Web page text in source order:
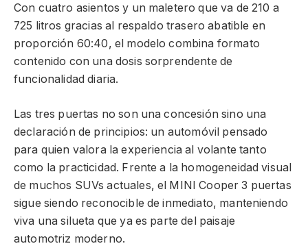
Con cuatro asientos y un maletero que va de 210 a
725 litros gracias al respaldo trasero abatible en
proporción 60:40, el modelo combina formato
contenido con una dosis sorprendente de
funcionalidad diaria.
Las tres puertas no son una concesión sino una
declaración de principios: un automóvil pensado
para quien valora la experiencia al volante tanto
como la practicidad. Frente a la homogeneidad visual
de muchos SUVs actuales, el MINI Cooper 3 puertas
sigue siendo reconocible de inmediato, manteniendo
viva una silueta que ya es parte del paisaje
automotriz moderno.